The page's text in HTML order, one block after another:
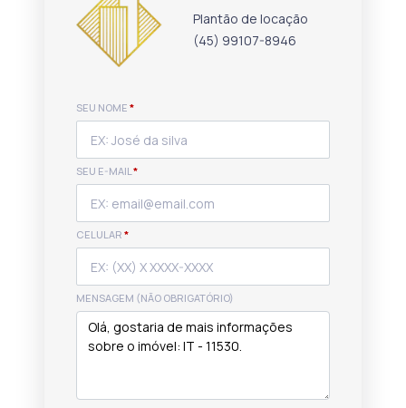
Plantão de locação
(45) 99107-8946
SEU NOME *
SEU E-MAIL*
CELULAR *
MENSAGEM (NÃO OBRIGATÓRIO)